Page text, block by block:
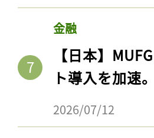
金融
【日本】
ト導入を加速
2026/07/12